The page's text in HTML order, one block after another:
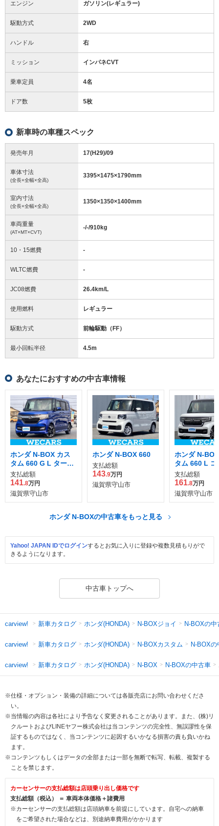
エンジン ガソリン(レギュラー)
駆動方式 2WD
ハンドル 右
ミッション インパネCVT
乗車定員 4名
ドア数 5枚
新車時の車種スペック
発売年月 17(H29)/09
車体寸法
(全長×全幅×全高)
3395×1475×1790mm
室内寸法
(全長×全幅×全高)
1350×1350×1400mm
車両重量
(AT×MT×CVT)
-/-/910kg
10・15燃費 -
WLTC燃費 -
JC08燃費 26.4km/L
使用燃料 レギュラー
駆動方式 前輪駆動（FF）
最小回転半径 4.5m
あなたにおすすめの中古車情報
ホンダ N-BOX カス
タム 660 G L ターボ
ホンダセンシング
支払総額
141.8万円
滋賀県守山市
ホンダ N-BOX 660
支払総額
143.9万円
滋賀県守山市
ホンダ N-
タム 660 L コ
ネートスタイ
支払総額
161.8万円
滋賀県守山市
ホンダ N-BOXの中古車をもっと見る
Yahoo! JAPAN IDでログインするとお気に入りに登録や複数見積もりがで
きるようになります。
中古車トップへ
carview! 新車カタログ ホンダ(HONDA) N-BOXジョイ N-BOXの中
carview! 新車カタログ ホンダ(HONDA) N-BOXカスタム N-BOXの
carview! 新車カタログ ホンダ(HONDA) N-BOX N-BOXの中古車
※仕様・オプション・装備の詳細については各販売店にお問い合わせくださ
い。
※当情報の内容は各社により予告なく変更されることがあります。また、(株)リ
クルートおよびLINEヤフー株式会社は当コンテンツの完全性、無誤謬性を保
証するものではなく、当コンテンツに起因するいかなる損害の責も負いかね
ます。
※コンテンツもしくはデータの全部または一部を無断で転写、転載、複製する
ことを禁じます。
カーセンサーの支払総額は店頭乗り出し価格です
支払総額（税込） ＝ 車両本体価格＋諸費用
※カーセンサーの支払総額は店頭納車を前提にしています。自宅への納車
をご希望された場合などは、別途納車費用がかかります